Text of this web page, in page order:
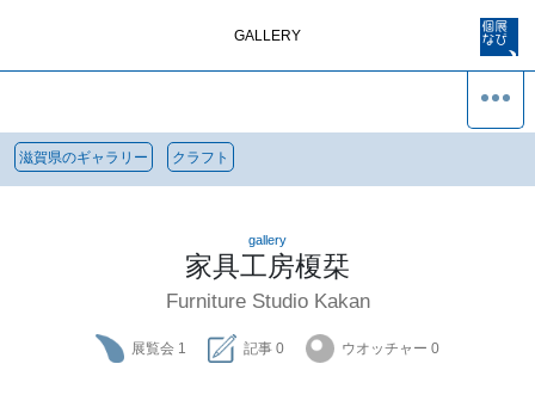
GALLERY
滋賀県のギャラリー クラフト
gallery
家具工房榎栞
Furniture Studio Kakan
展覧会 1 記事 0 ウオッチャー 0